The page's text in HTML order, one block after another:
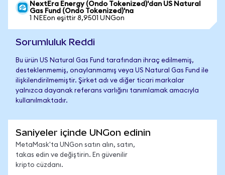
NextEra Energy (Ondo Tokenized)'dan US Natural
Gas Fund (Ondo Tokenized)'na
1 NEEon eşittir 8,9501 UNGon
Sorumluluk Reddi
Bu ürün US Natural Gas Fund tarafından ihraç edilmemiş,
desteklenmemiş, onaylanmamış veya US Natural Gas Fund ile
ilişkilendirilmemiştir. Şirket adı ve diğer ticari markalar
yalnızca dayanak referans varlığını tanımlamak amacıyla
kullanılmaktadır.
Saniyeler içinde UNGon edinin
MetaMask'ta UNGon satın alın, satın,
takas edin ve değiştirin. En güvenilir
kripto cüzdanı.